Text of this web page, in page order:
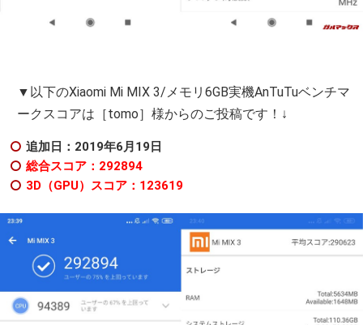
▼以下のXiaomi Mi MIX 3/メモリ6GB実機AnTuTuベンチマ
ークスコアは［tomo］様からのご投稿です！↓
追加日：2019年6月19日
総合スコア：292894
3D（GPU）スコア：123619